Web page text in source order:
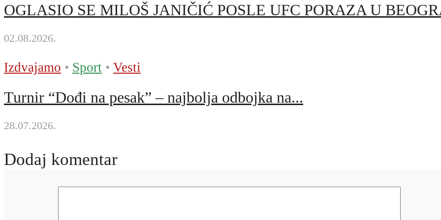
OGLASIO SE MILOŠ JANIČIĆ POSLE UFC PORAZA U
02.08.2026.
Izdvajamo • Sport • Vesti
Turnir “Dođi na pesak” – najbolja odbojka na...
28.07.2026.
Dodaj komentar